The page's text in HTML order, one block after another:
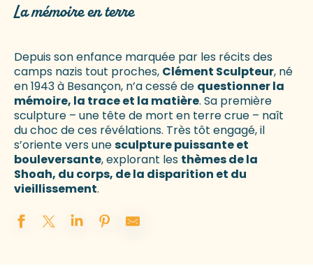
La mémoire en terre
Depuis son enfance marquée par les récits des
camps nazis tout proches, Clément Sculpteur, né
en 1943 à Besançon, n’a cessé de questionner la
mémoire, la trace et la matière. Sa première
sculpture – une tête de mort en terre crue – naît
du choc de ces révélations. Très tôt engagé, il
s’oriente vers unesculpture puissante et
bouleversante, explorant les thèmes de la
Shoah, du corps, de la disparition et du
vieillissement.